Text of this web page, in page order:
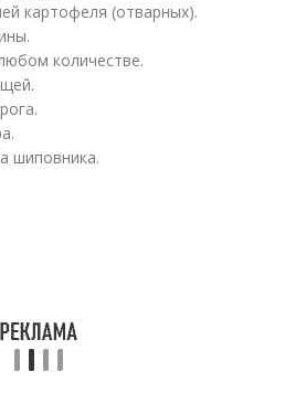
картофеля (отварных).
количестве.
шиповника.